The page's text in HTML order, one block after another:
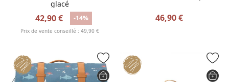
glacé
42,90 € -14%
Prix de vente conseillé : 49,90 €
46,90 €